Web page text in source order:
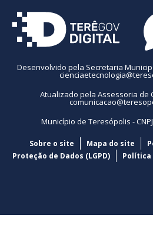
Desenvolvido pela Secretaria
Atualizado pela Assessoria de
Município de Teresópolis -
Sobre o site Mapa do site
Proteção de Dados (LGPD)
Política